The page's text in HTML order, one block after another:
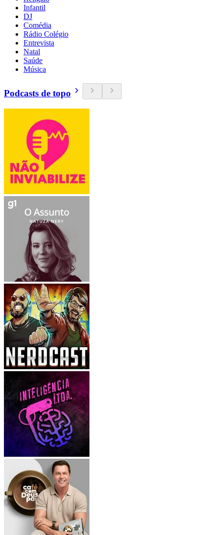
Infantil
DJ
Comédia
Rádio Colégio
Entrevista
Natal
Saúde
Música
Podcasts de topo